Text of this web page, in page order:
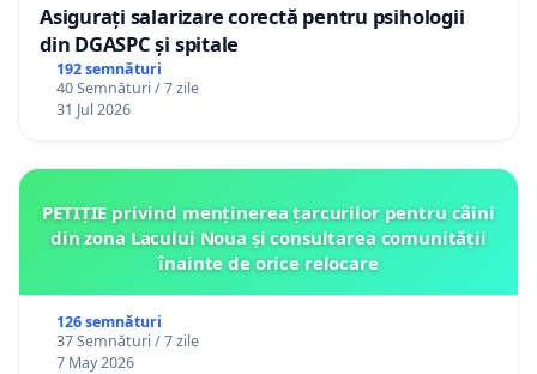
Asigurați salarizare corectă pentru psihologii
din DGASPC și spitale
192 semnături
40 Semnături / 7 zile
31 Jul 2026
PETIȚIE privind menținerea țarcurilor pentru câini
din zona Lacului Noua și consultarea comunității
înainte de orice relocare
126 semnături
37 Semnături / 7 zile
7 May 2026